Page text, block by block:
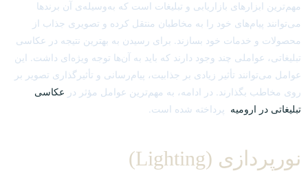
مهم‌ترین ابزارهای بازاریابی و تبلیغات است که به‌وسیله‌ی آن برندها
می‌توانند پیام‌های خود را به مخاطبان منتقل کرده و تصویری جذاب از
محصولات و خدمات خود بسازند. برای رسیدن به بهترین نتیجه در عکاسی
تبلیغاتی، عواملی چند وجود دارند که باید به آن‌ها توجه ویژه‌ای داشت. این
عوامل می‌توانند تأثیر زیادی بر جذابیت، پیام‌رسانی و تأثیرگذاری تصویر بر
روی مخاطب بگذارند. در ادامه، به مهم‌ترین عوامل مؤثر در عکاسی
تبلیغاتی در ارومیه پرداخته شده است.
نورپردازی (Lighting)